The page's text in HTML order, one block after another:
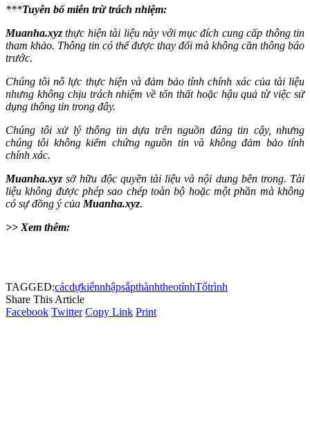
***Tuyên bố miễn trừ trách nhiệm:
Muanha.xyz thực hiện tài liệu này với mục đích cung cấp thông tin
tham khảo. Thông tin có thể được thay đổi mà không cần thông báo
trước.
Chúng tôi nỗ lực thực hiện và đảm bảo tính chính xác của tài liệu
nhưng không chịu trách nhiệm về tổn thất hoặc hậu quả từ việc sử
dụng thông tin trong đây.
Chúng tôi xử lý thông tin dựa trên nguồn đáng tin cậy, nhưng
chúng tôi không kiểm chứng nguồn tin và không đảm bảo tính
chính xác.
Muanha.xyz sở hữu độc quyền tài liệu và nội dung bên trong. Tài
liệu không được phép sao chép toàn bộ hoặc một phần mà không
có sự đồng ý của Muanha.xyz.
>> Xem thêm:
TAGGED:cácdựkiếnnhậpsắpthànhtheotínhTổtrình
Share This Article
Facebook Twitter Copy Link Print